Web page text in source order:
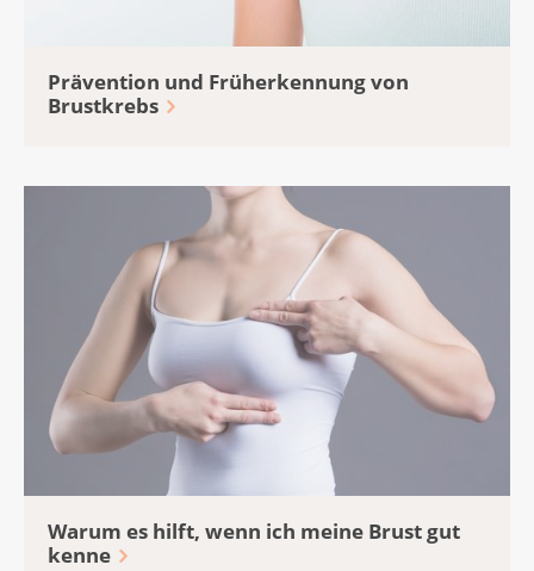
Prävention und Früherkennung von
Brustkrebs
Warum es hilft, wenn ich meine Brust gut
kenne